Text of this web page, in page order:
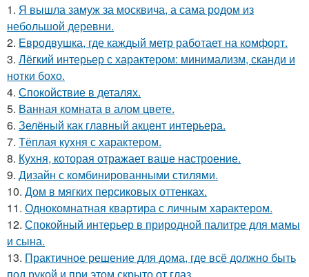
1. Я вышла замуж за москвича, а сама родом из
небольшой деревни.
2. Евродвушка, где каждый метр работает на комфорт.
3. Лёгкий интерьер с характером: минимализм, сканди и
нотки бохо.
4. Спокойствие в деталях.
5. Ванная комната в алом цвете.
6. Зелёный как главный акцент интерьера.
7. Тёплая кухня с характером.
8. Кухня, которая отражает ваше настроение.
9. Дизайн с комбинированными стилями.
10. Дом в мягких персиковых оттенках.
11. Однокомнатная квартира с личным характером.
12. Спокойный интерьер в природной палитре для мамы
и сына.
13. Практичное решение для дома, где всё должно быть